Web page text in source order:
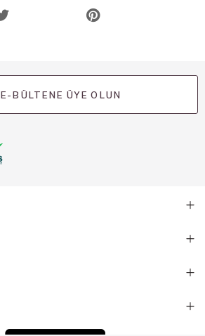
E-BÜLTENE ÜYE OLUN